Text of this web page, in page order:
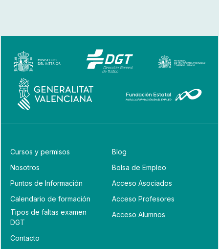
Cursos y permisos
Nosotros
Puntos de Información
Calendario de formación
Tipos de faltas examen
DGT
Contacto
Blog
Bolsa de Empleo
Acceso Asociados
Acceso Profesores
Acceso Alumnos